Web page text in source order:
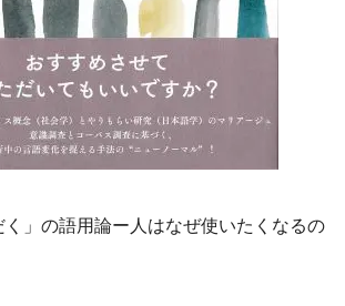
く」の語用論ー人はなぜ使いたくなるの